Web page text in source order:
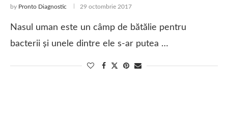
by Pronto Diagnostic 29 octombrie 2017
Nasul uman este un câmp de bătălie pentru
bacterii și unele dintre ele s-ar putea …